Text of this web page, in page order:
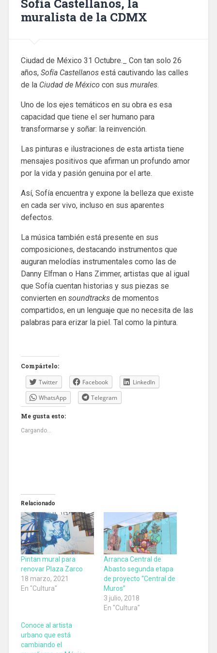
Sofía Castellanos, la
muralista de la CDMX
Ciudad de México 31 Octubre._ Con tan solo 26
años, Sofía Castellanosestá cautivando las calles
de la Ciudad de México con sus murales.
Uno de los ejes temáticos en su obra es esa
capacidad que tiene el ser humano para
transformarse y soñar: la reinvención.
Las pinturas e ilustraciones de esta artista tiene
mensajes positivos que afirman un profundo amor
por la vida y pasión genuina por el arte.
Así, Sofía encuentra y expone la belleza que existe
en cada ser vivo, incluso en sus aparentes
defectos.
La música también está presente en sus
composiciones, destacando instrumentos que
auguran melodías instrumentales como las de
Danny Elfman o Hans Zimmer, artistas que al igual
que Sofía cuentan historias y sus piezas se
convierten en soundtracks de momentos
compartidos, en un lenguaje que no necesita de las
palabras para erizar la piel. Tal como la pintura.
Compártelo:
Twitter Facebook
LinkedIn
WhatsApp
Telegram
Me gusta esto:
Cargando...
Relacionado
Pintan mural para
renovar Plaza Zarco
18 marzo, 2021
En "Cultura"
Arranca Central de
Abasto segunda etapa
de proyecto “Central de
Muros”
3 julio, 2018
En "Cultura"
Conoce al artista
urbano que está
cambiando el